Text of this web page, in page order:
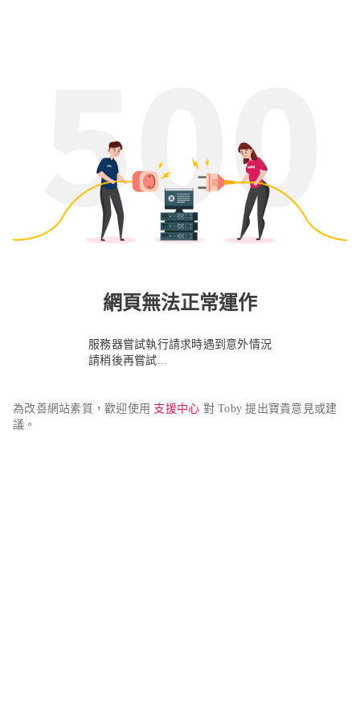
網頁無法正常運作
服務器嘗試執行請求時遇到意外情況
請稍後再嘗試...
為改善網站素質，歡迎使用 支援中心 對 Toby 提出寶貴意見或建
議。